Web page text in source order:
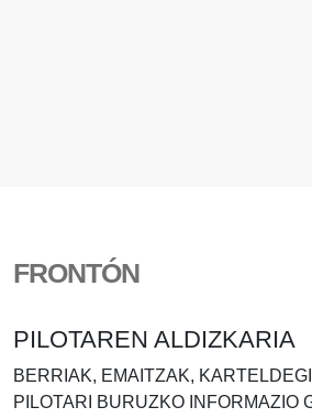
FRONTÓN
PILOTAREN ALDIZKARIA
BERRIAK, EMAITZAK,
PILOTARI BURUZKO INFORMAZIO